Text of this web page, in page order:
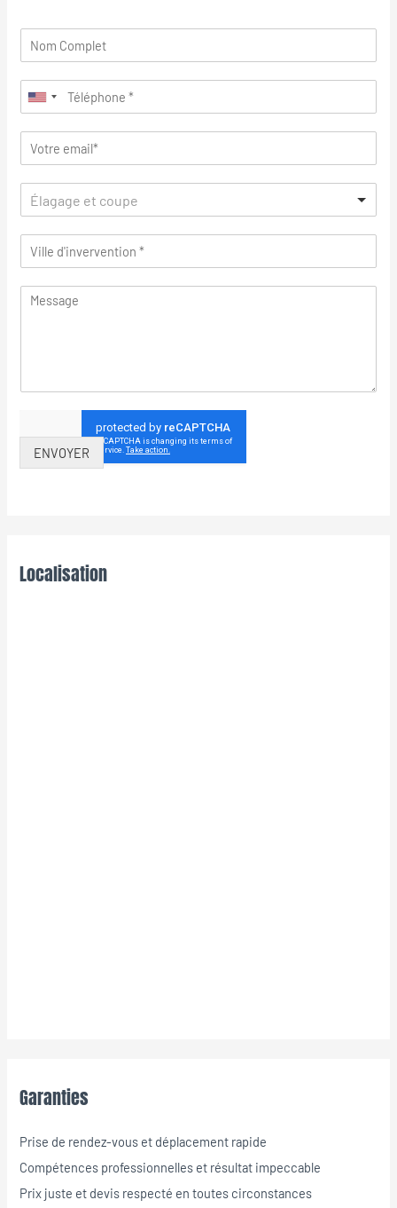
Élagage et coupe
ENVOYER
Localisation
Garanties
Prise de rendez-vous et déplacement rapide
Compétences professionnelles et résultat impeccable
Prix juste et devis respecté en toutes circonstances